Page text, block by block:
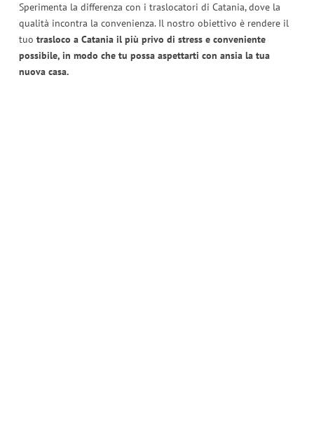
Sperimenta la differenza con i traslocatori di Catania, dove la
qualità incontra la convenienza. Il nostro obiettivo è rendere il
tuo trasloco a Catania il più privo di stress e conveniente
possibile, in modo che tu possa aspettarti con ansia la tua
nuova casa.